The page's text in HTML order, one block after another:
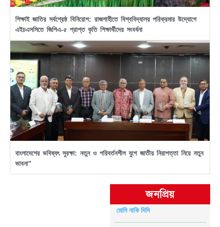
শিক্ষাই জাতির সর্বশ্রেষ্ঠ বিনিয়োগ: রাজশাহীতে বিশ্ববিদ্যালয় পরিক্রমার উদ্যোগে
এইচএসসিতে জিপিএ-৫ প্রাপ্ত কৃতি শিক্ষার্থীদের সংবর্ধনা
বাংলাদেশের ভবিষ্যৎ সুরক্ষা: নতুন ও পরিবর্তনশীল যুগে জাতীয় নিরাপত্তা নিয়ে নতুন
ভাবনা”
জনপ্রিয়
মোদি নাকি দিদি